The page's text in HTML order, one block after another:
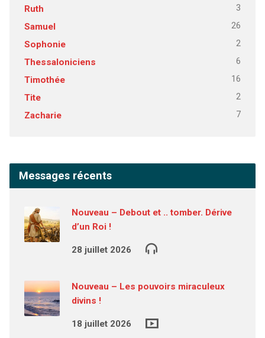
Ruth 3
Samuel 26
Sophonie 2
Thessaloniciens 6
Timothée 16
Tite 2
Zacharie 7
Messages récents
Nouveau – Debout et .. tomber. Dérive
d’un Roi !
28 juillet 2026
Nouveau – Les pouvoirs miraculeux
divins !
18 juillet 2026